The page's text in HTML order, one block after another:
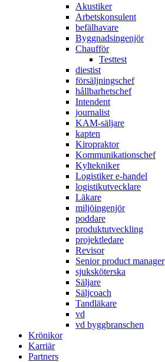
Akustiker
Arbetskonsulent
befälhavare
Byggnadsingenjör
Chaufför
Testtest
diestist
försäljningschef
hållbarhetschef
Intendent
journalist
KAM-säljare
kapten
Kiropraktor
Kommunikationschef
Kyltekniker
Logistiker e-handel
logistikutvecklare
Läkare
miljöingenjör
poddare
produktutveckling
projektledare
Revisor
Senior product manager
sjuksköterska
Säljare
Säljcoach
Tandläkare
vd
vd byggbranschen
Krönikor
Karriär
Partners